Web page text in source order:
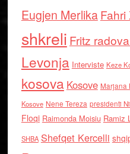
Eugjen MerlikaFahri
shkreli Fritz
Levonja Interviste Keze
kosova Kosove Marjana
Kosove Nene Tereza presidenti
Floqi Raimonda Moisiu Ramiz
SHBA Shefqet Kercelli